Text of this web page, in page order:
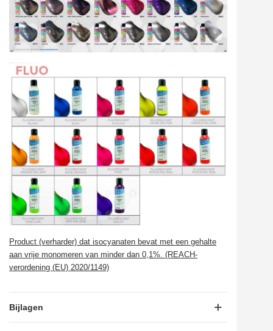
Product (verharder) dat isocyanaten bevat met een gehalte
aan vrije monomeren van minder dan 0,1%. (REACH-
verordening (EU) 2020/1149)
Bijlagen